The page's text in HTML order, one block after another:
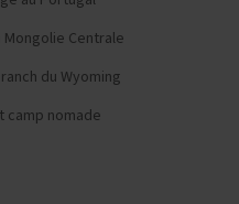
Centrale
du Wyoming
camp nomade